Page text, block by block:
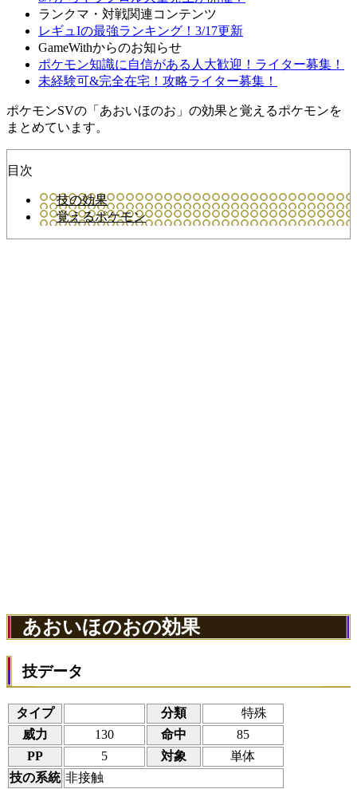
ランクマ・対戦関連コンテンツ
レギュIの最強ランキング！3/17更新
GameWithからのお知らせ
ポケモン知識に自信がある人大歓迎！ライター募集！
未経験可&完全在宅！攻略ライター募集！
ポケモンSVの「あおいほのお」の効果と覚えるポケモンを
まとめています。
目次
技の効果
覚えるポケモン
あおいほのおの効果
技データ
タイプ 分類
特殊
威力
130 命中
85
PP
5 対象
単体
技の系統 非接触